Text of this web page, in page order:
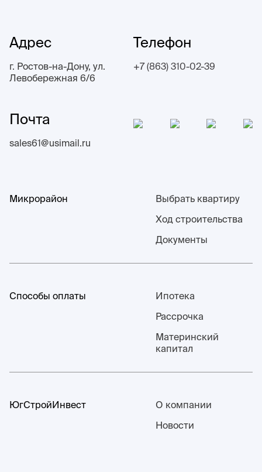
Адрес
г. Ростов-на-Дону, ул.
Левобережная 6/6
Телефон
+7 (863) 310-02-39
Почта
sales61@usimail.ru
Микрорайон
Выбрать квартиру
Ход строительства
Документы
Способы оплаты
Ипотека
Рассрочка
Материнский
капитал
ЮгСтройИнвест
О компании
Новости